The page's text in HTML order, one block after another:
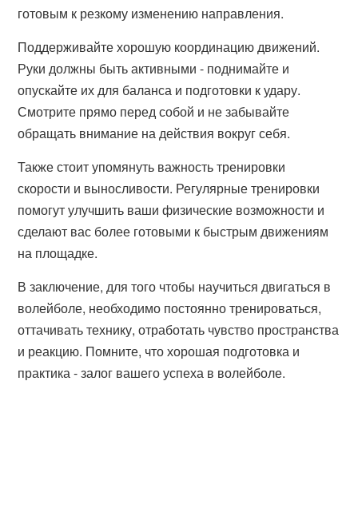
готовым к резкому изменению направления.
Поддерживайте хорошую координацию движений.
Руки должны быть активными - поднимайте и
опускайте их для баланса и подготовки к удару.
Смотрите прямо перед собой и не забывайте
обращать внимание на действия вокруг себя.
Также стоит упомянуть важность тренировки
скорости и выносливости. Регулярные тренировки
помогут улучшить ваши физические возможности и
сделают вас более готовыми к быстрым движениям
на площадке.
В заключение, для того чтобы научиться двигаться в
волейболе, необходимо постоянно тренироваться,
оттачивать технику, отработать чувство пространства
и реакцию. Помните, что хорошая подготовка и
практика - залог вашего успеха в волейболе.